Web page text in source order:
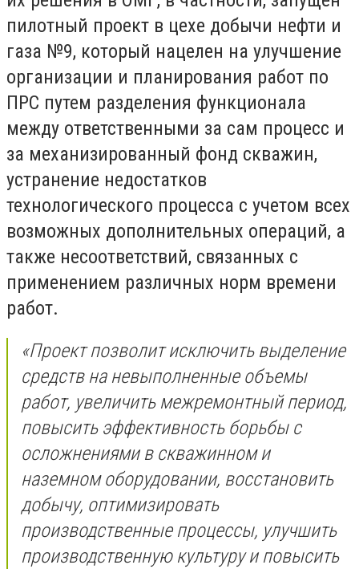
пилотный проект в цехе добычи нефти и
газа №9, который нацелен на улучшение
организации и планирования работ по
ПРС путем разделения функционала
между ответственными за сам процесс и
за механизированный фонд скважин,
устранение недостатков
технологического процесса с учетом всех
возможных дополнительных операций, а
также несоответствий, связанных с
применением различных норм времени
работ.
«Проект позволит исключить выделение
средств на невыполненные объемы
работ, увеличить межремонтный период,
повысить эффективность борьбы с
осложнениями в скважинном и
наземном оборудовании, восстановить
добычу, оптимизировать
производственные процессы, улучшить
производственную культуру и повысить